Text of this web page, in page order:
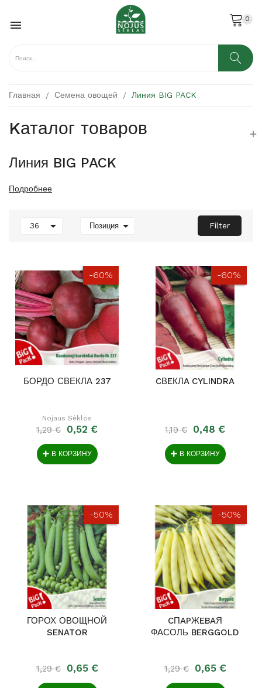
 0
Главная Семена овощей Линия BIG PACK
Kаталог товаров 
Линия BIG PACK
Подробнее
36  Позиция  Filter
-60%
БОРДО СВЕКЛА 237
Nojaus Sėklos
1,29 € 0,52 €
В КОРЗИНУ
-60%
CВEКЛA CYLINDRA
1,19 € 0,48 €
В КОРЗИНУ
-50%
ГОРОХ ОВОЩНОЙ
SENATOR
1,29 € 0,65 €
-50%
CПAPЖEBAЯ
ФАСОЛЬ BERGGOLD
1,29 € 0,65 €